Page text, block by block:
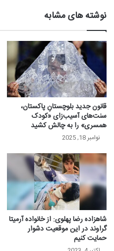
نوشته های مشابه
قانون جدید بلوچستانِ پاکستان،
سنت‌های آسیب‌زای «کودک
همسری» را به چالش کشید
نوامبر 18, 2025
شاهزاده رضا پهلوی: از خانواده آرمیتا
گراوند در این موقعیت دشوار
حمایت کنیم